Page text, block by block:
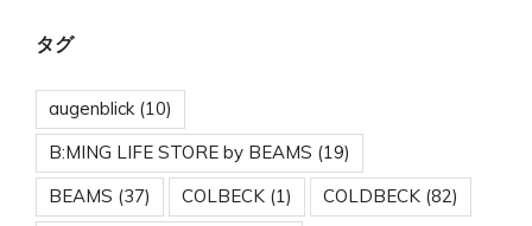
タグ
augenblick(10)
B:MING LIFE STORE by BEAMS (19)
BEAMS (37) COLBECK (1) COLDBECK (82)